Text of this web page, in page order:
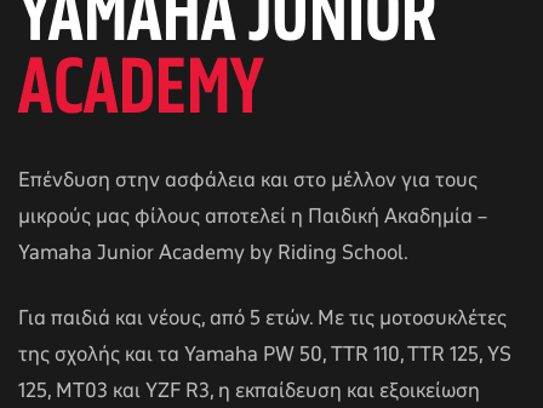
ACADEMY
Επένδυση στην ασφάλεια και στο μέλλον για τους
μικρούς μας φίλους αποτελεί η Παιδική Ακαδημία –
Yamaha Junior Academy by Riding School.
Για παιδιά και νέους, από 5 ετών. Με τις μοτοσυκλέτες
της σχολής και τα Yamaha PW 50, ΤΤR 110, TTR 125, YS
125, MT03 και YZF R3, η εκπαίδευση και εξοικείωση